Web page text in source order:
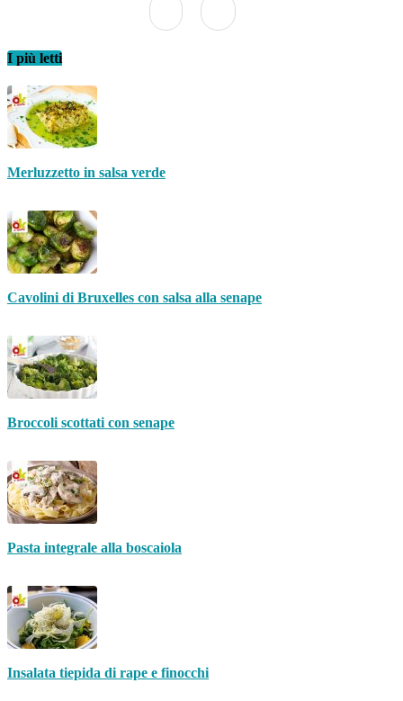
I più letti
Merluzzetto in salsa verde
Cavolini di Bruxelles con salsa alla senape
Broccoli scottati con senape
Pasta integrale alla boscaiola
Insalata tiepida di rape e finocchi